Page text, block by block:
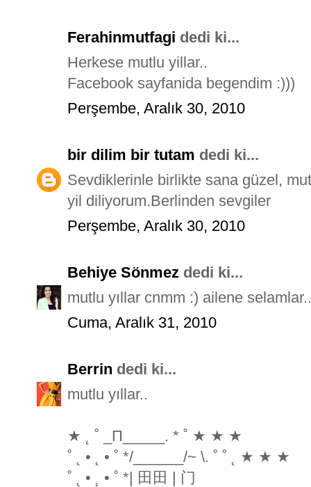
Ferahinmutfagi dedi ki...
Herkese mutlu yillar..
Facebook sayfanida begendim :)))
Perşembe, Aralık 30, 2010
bir dilim bir tutam dedi ki...
Sevdiklerinle birlikte sana güzel,
yil diliyorum.Berlinden sevgiler
Perşembe, Aralık 30, 2010
Behiye Sönmez dedi ki...
mutlu yıllar cnmm :) ailene
Cuma, Aralık 31, 2010
Berrin dedi ki...
mutlu yıllar..
★ ˛ ˚ _Π_____. * ˚ ★ ★ ★
˚ ˛ • ˛ • ˚ */______/~ \. ˚ ˚ ˛ ★ ★ ★
˚ ˛ • ˛ • ˚ *| 田田 | 门